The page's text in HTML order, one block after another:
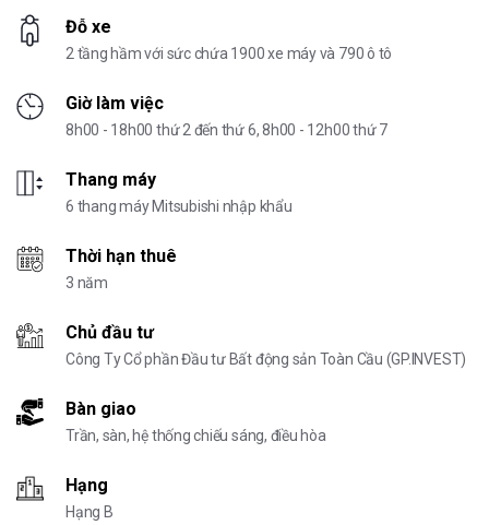
Đỗ xe
2 tầng hầm với sức chứa 1900 xe máy và 790 ô tô
Giờ làm việc
8h00 - 18h00 thứ 2 đến thứ 6, 8h00 - 12h00 thứ 7
Thang máy
6 thang máy Mitsubishi nhập khẩu
Thời hạn thuê
3 năm
Chủ đầu tư
Công Ty Cổ phần Đầu tư Bất động sản Toàn Cầu (GP.INVEST)
Bàn giao
Trần, sàn, hệ thống chiếu sáng, điều hòa
Hạng
Hạng B